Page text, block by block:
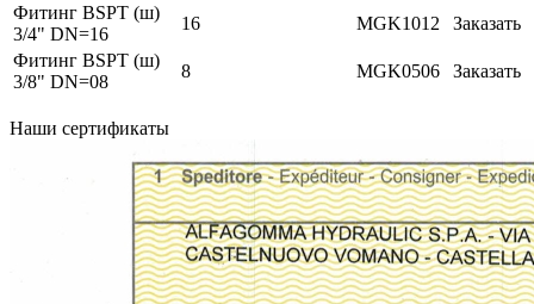
Фитинг BSPT (ш)
3/4" DN=16
16 MGK1012
Заказать
Фитинг BSPT (ш)
3/8" DN=08
8 MGK0506 Заказать
Наши сертификаты